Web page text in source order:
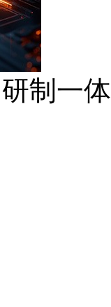
制一